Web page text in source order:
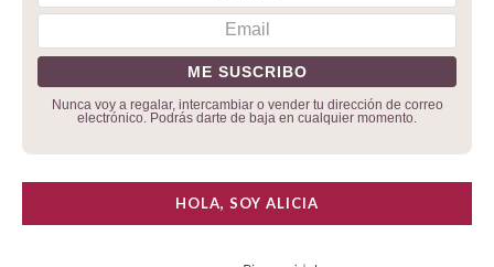
Nunca voy a regalar, intercambiar o vender tu dirección de correo
electrónico. Podrás darte de baja en cualquier momento.
HOLA, SOY ALICIA